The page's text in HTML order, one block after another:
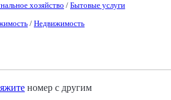
хозяйство / Бытовые услуги
/ Недвижимость
номер с другим